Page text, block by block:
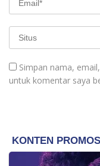
Simpan nama,
untuk komentar saya